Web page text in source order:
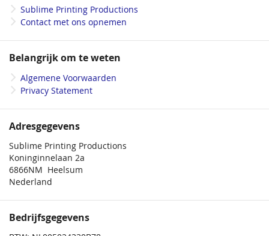
Sublime Printing Productions
Contact met ons opnemen
Belangrijk om te weten
Algemene Voorwaarden
Privacy Statement
Adresgegevens
Sublime Printing Productions
Koninginnelaan 2a
6866NM Heelsum
Nederland
Bedrijfsgegevens